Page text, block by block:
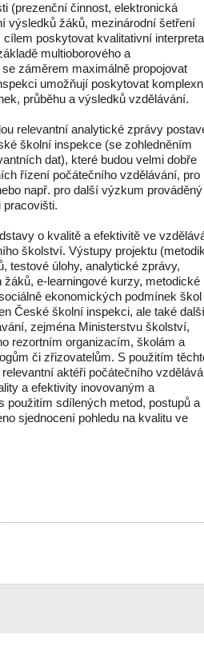
(prezenční činnost, elektronická
výsledků žáků, mezinárodní šetření
poskytovat kvalitativní
multioborového a
záměrem maximálně propojovat
umožňují poskytovat
průběhu a výsledků vzdělávání.
relevantní analytické zprávy
školní inspekce (se zohledněním
dat), které budou velmi dobře
řízení počátečního vzdělávání, pro
např. pro další výzkum prováděný
o kvalitě a efektivitě ve
školství. Výstupy projektu
testové úlohy, analytické zprávy,
e-learningové kurzy, metodické
ekonomických podmínek škol
České školní inspekci, ale také
zejména Ministerstvu školství,
rezortním organizacím, školám a
či zřizovatelům. S použitím
aktéři počátečního
a efektivity inovovaným a
použitím sdílených metod, postupů a
sjednocení pohledu na kvalitu ve